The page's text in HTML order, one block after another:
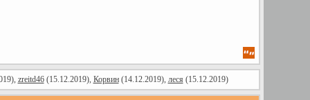
zreitd46(15.12.2019), Корвин(14.12.2019), леся (15.12.2019)